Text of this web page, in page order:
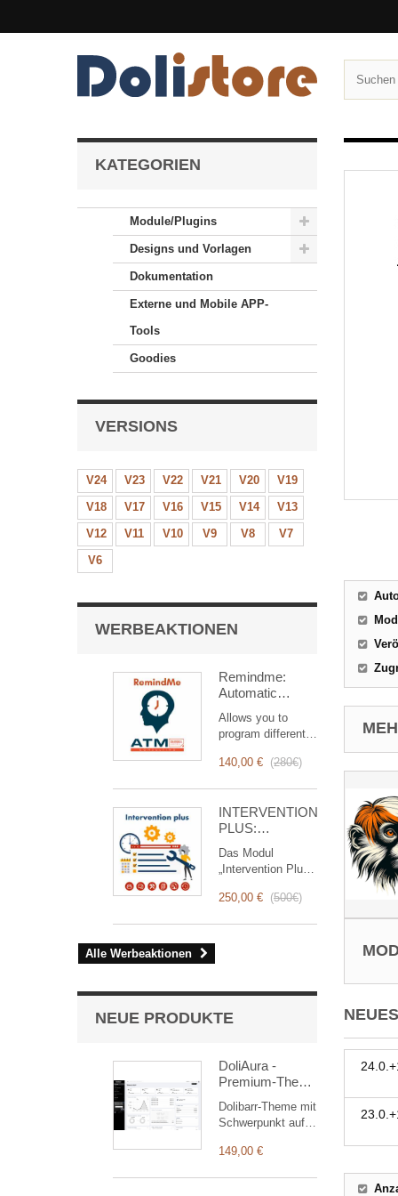
KATEGORIEN
Module/Plugins
Designs und Vorlagen
Dokumentation
Externe und Mobile APP-
Tools
Goodies
VERSIONS
V24 V23 V22 V21 V20
V19
V18
V17 V16 V15 V14
V13
V12
V11 V10 V9 V8
V7
V6
WERBEAKTIONEN
Remindme:
Automatic
event,
notification)
Allows you to
program different
based on a trigger.
140,00 € (280€)
INTERVENTION
PLUS:
Management
von
Interventionen
Das Modul
„Intervention Plus“
revolutionäres
vereinfacht und
optimiert. Es
Technikteams
entwickelt und
vollständige Suite
von Funktionen,
transparente und
250,00 € (500€)
Alle Werbeaktionen
NEUE PRODUKTE
DoliAura -
Premium-Theme
& CRM
Dolibarr-Theme mit
Schwerpunkt auf
Farbpalette,
149,00 €